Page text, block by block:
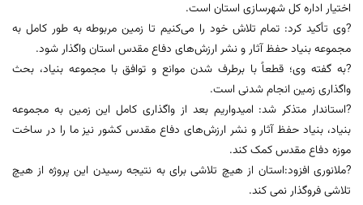
اختیار اداره کل شهرسازی استان است.
?وی تأکید کرد: تمام تلاش خود را می‌کنیم تا زمین مربوطه به‌ طور کامل به
مجموعه بنیاد حفظ آثار و نشر ارزش‌های دفاع مقدس استان واگذار شود.
?به گفته وی؛ قطعاً با برطرف شدن موانع و توافق با مجموعه بنیاد، بحث
واگذاری زمین انجام شدنی است.
?استاندار متذکر شد: امیدواریم بعد از واگذاری کامل این زمین به مجموعه
بنیاد، بنیاد حفظ آثار و نشر ارزش‌های دفاع مقدس کشور نیز ما را در ساخت
موزه دفاع مقدس کمک کند.
?ملانوری افزود:استان از هیچ تلاشی برای به نتیجه رسیدن این پروژه از هیچ
تلاشی فروگذار نمی کند.